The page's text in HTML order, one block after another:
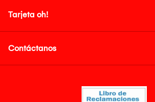
Tarjeta oh!
Contáctanos